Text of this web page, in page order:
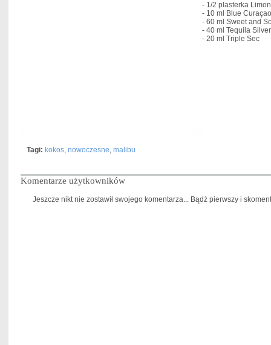
- 1/2 plasterka
- 10 ml Blue Curaçao
- 60 ml Sweet and
- 40 ml Tequila Silver
- 20 ml Triple Sec
Tagi: kokos, nowoczesne, malibu
Komentarze użytkowników
Jeszcze nikt nie zostawił swojego komentarza... Bądż pierwszy i